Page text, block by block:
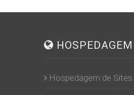
Hospedagem de Sites